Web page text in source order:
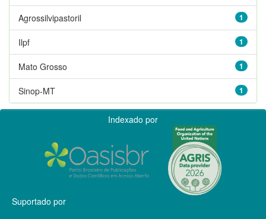
1
Agrossilvipastoril
1
Ilpf
1
Mato Grosso
1
Sinop-MT
Indexado por
Suportado por